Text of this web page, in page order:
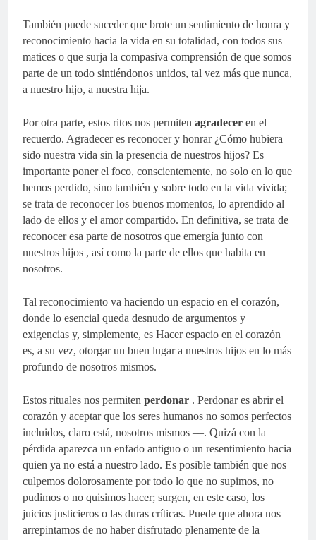
También puede suceder que brote un sentimiento de honra y
reconocimiento hacia la vida en su totalidad, con todos sus
matices o que surja la compasiva comprensión de que somos
parte de un todo sintiéndonos unidos, tal vez más que nunca,
a nuestro hijo, a nuestra hija.
Por otra parte, estos ritos nos permiten agradecer en el
recuerdo. Agradecer es reconocer y honrar ¿Cómo hubiera
sido nuestra vida sin la presencia de nuestros hijos? Es
importante poner el foco, conscientemente, no solo en lo que
hemos perdido, sino también y sobre todo en la vida vivida;
se trata de reconocer los buenos momentos, lo aprendido al
lado de ellos y el amor compartido. En definitiva, se trata de
reconocer esa parte de nosotros que emergía junto con
nuestros hijos , así como la parte de ellos que habita en
nosotros.
Tal reconocimiento va haciendo un espacio en el corazón,
donde lo esencial queda desnudo de argumentos y
exigencias y, simplemente, es Hacer espacio en el corazón
es, a su vez, otorgar un buen lugar a nuestros hijos en lo más
profundo de nosotros mismos.
Estos rituales nos permiten perdonar . Perdonar es abrir el
corazón y aceptar que los seres humanos no somos perfectos
incluidos, claro está, nosotros mismos ––. Quizá con la
pérdida aparezca un enfado antiguo o un resentimiento hacia
quien ya no está a nuestro lado. Es posible también que nos
culpemos dolorosamente por todo lo que no supimos, no
pudimos o no quisimos hacer; surgen, en este caso, los
juicios justicieros o las duras críticas. Puede que ahora nos
arrepintamos de no haber disfrutado plenamente de la